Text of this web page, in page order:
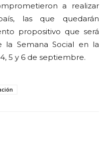
a realizar
las que quedarán
propositivo que será
la Semana Social en la
5 y 6 de septiembre.